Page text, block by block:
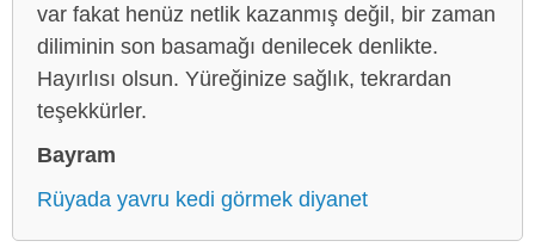
var fakat henüz netlik kazanmış değil, bir zaman
diliminin son basamağı denilecek denlikte.
Hayırlısı olsun. Yüreğinize sağlık, tekrardan
teşekkürler.
Bayram
Rüyada yavru kedi görmek diyanet